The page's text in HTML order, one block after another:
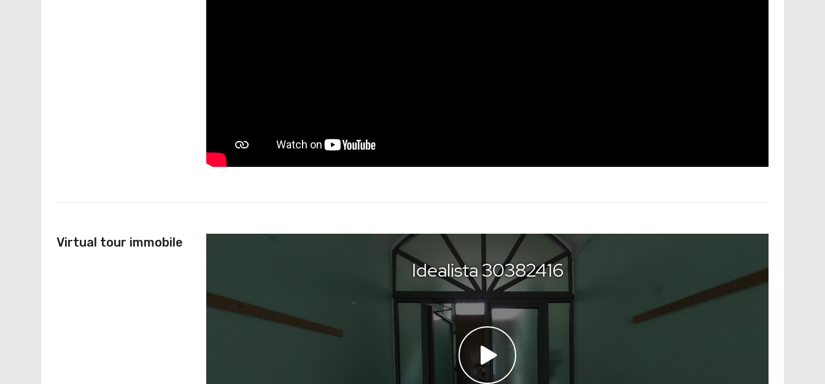
Virtual tour immobile